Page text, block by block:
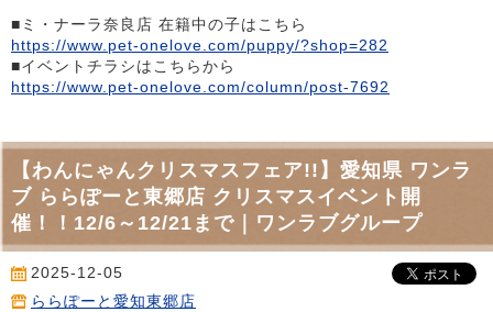
■ミ・ナーラ奈良店 在籍中の子はこちら
https://www.pet-onelove.com/puppy/?shop=282
■イベントチラシはこちらから
https://www.pet-onelove.com/column/post-7692
【わんにゃんクリスマスフェア!!】愛知県 ワンラ
ブ ららぽーと東郷店 クリスマスイベント開
催！！12/6～12/21まで｜ワンラブグループ
2025-12-05
ららぽーと愛知東郷店